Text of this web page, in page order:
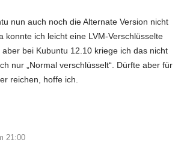
nun auch noch die Alternate Version nicht
konnte ich leicht eine LVM-Verschlüsselte
aber bei Kubuntu 12.10 kriege ich das nicht
nur „Normal verschlüsselt“. Dürfte aber für
reichen, hoffe ich.
21:00